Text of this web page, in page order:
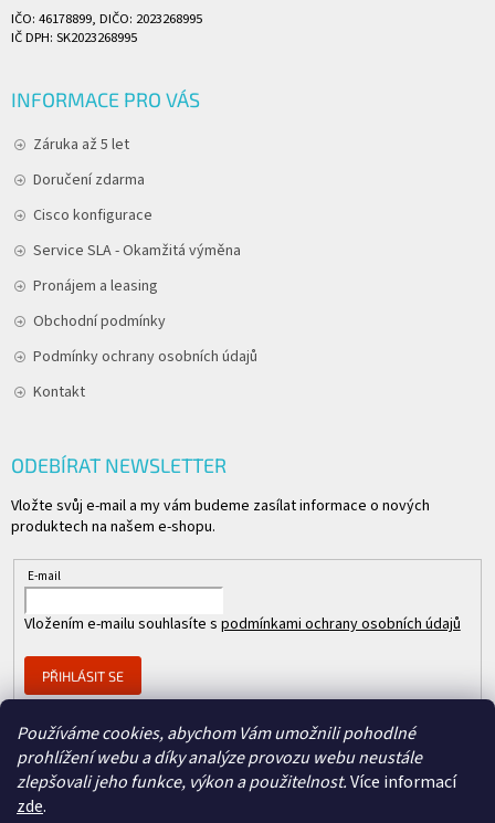
Používáme cookies, abychom Vám umožnili pohodlné
prohlížení webu a díky analýze provozu webu neustále
zlepšovali jeho funkce, výkon a použitelnost.Více informací
zde.
IČO: 46178899, DIČO: 2023268995
IČ DPH: SK2023268995
INFORMACE PRO VÁS
Záruka až 5 let
Doručení zdarma
Cisco konfigurace
Service SLA - Okamžitá výměna
Pronájem a leasing
Obchodní podmínky
Podmínky ochrany osobních údajů
Kontakt
ODEBÍRAT NEWSLETTER
Vložte svůj e-mail a my vám budeme zasílat informace o nových
produktech na našem e-shopu.
E-mail
Vložením e-mailu souhlasíte s podmínkami ochrany osobních údajů
PŘIHLÁSIT SE
Člen skupiny